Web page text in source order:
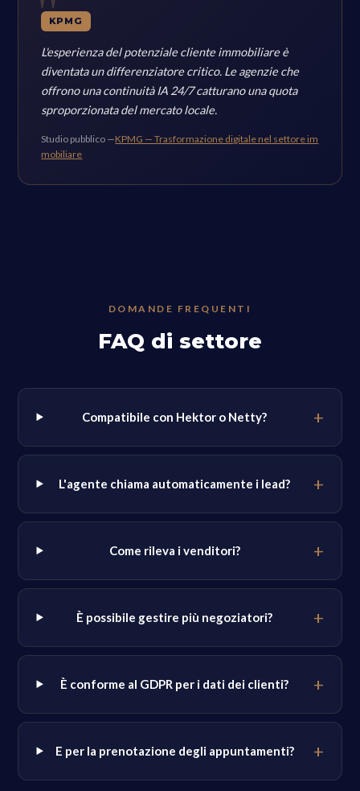
KPMG
L'esperienza del potenziale cliente immobiliare è
diventata un differenziatore critico. Le agenzie che
offrono una continuità IA 24/7 catturano una quota
sproporzionata del mercato locale.
Studio pubblico —KPMG — Trasformazione digitale nel settore im
mobiliare
DOMANDE FREQUENTI
FAQ di settore
Compatibile con Hektor o Netty?
L'agente chiama automaticamente i lead?
Come rileva i venditori?
È possibile gestire più negoziatori?
È conforme al GDPR per i dati dei clienti?
E per la prenotazione degli appuntamenti?